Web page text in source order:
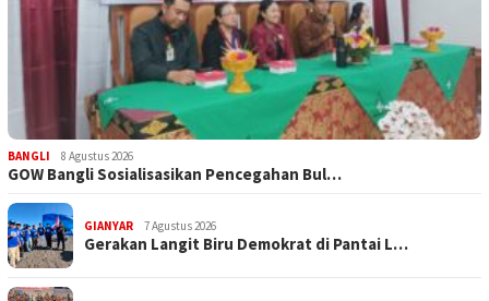
BANGLI 8 Agustus 2026
GOW Bangli Sosialisasikan Pencegahan Bul…
GIANYAR 7 Agustus 2026
Gerakan Langit Biru Demokrat di Pantai L…